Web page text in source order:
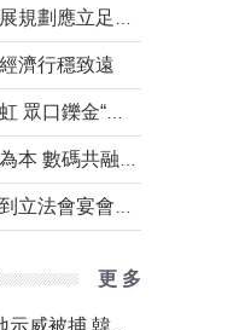
濟行穩致遠
更 多